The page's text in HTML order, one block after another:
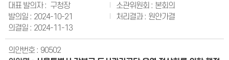
구청장
본회의
2024-10-21
원안가결
2024-11-13
90502